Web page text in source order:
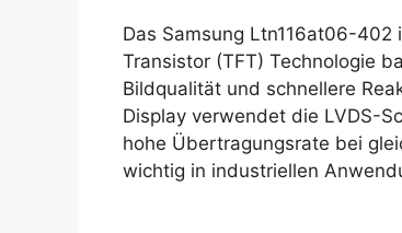
Das Samsung Ltn116at06-402
Transistor (TFT) Technologie
Bildqualität und schnellere
Display verwendet die LVDS-
hohe Übertragungsrate bei
wichtig in industriellen